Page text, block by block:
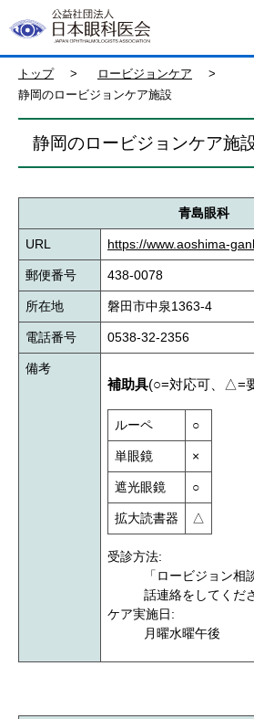
トップ > ロービジョンケア
>
静岡のロービジョンケア施設
静岡のロービジョンケア施
青島眼科
URL https://www.aoshima-
郵便番号 438-0078
所在地 磐田市中泉1363-4
電話番号 0538-32-2356
備考
補助具(○=対応可、△=
ルーペ ○
単眼鏡 ×
遮光眼鏡 ○
拡大読書器 △
受診方法:
「ロービジョン
話連絡をしてくだ
ケア実施日:
月曜水曜午後